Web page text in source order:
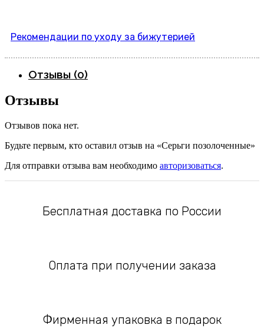
Рекомендации по уходу за бижутерией
Отзывы (0)
Отзывы
Отзывов пока нет.
Будьте первым, кто оставил отзыв на «Серьги позолоченные»
Для отправки отзыва вам необходимо авторизоваться.
Бесплатная доставка по России
Оплата при получении заказа
Фирменная упаковка в подарок